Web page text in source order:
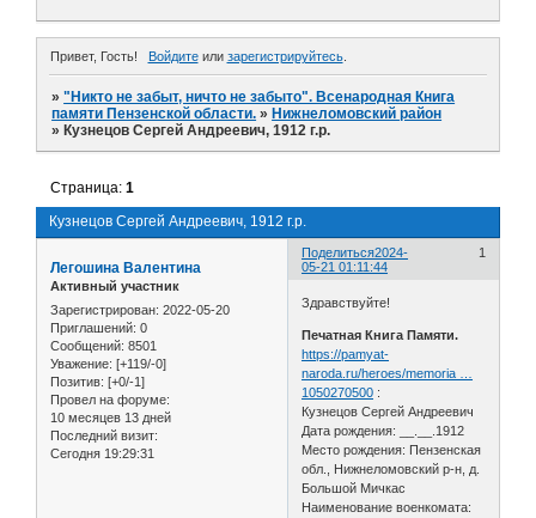
Привет, Гость! Войдитеили зарегистрируйтесь.
»"Никто не забыт, ничто не забыто". Всенародная Книга
памяти Пензенской области. » Нижнеломовский район
» Кузнецов Сергей Андреевич, 1912 г.р.
Кузнецов Сергей Андреевич, 1912 г.р.
Страница:1
Поделиться 1
2024-
05-21 01:11:44
Легошина Валентина
Активный участник
Зарегистрирован: 2022-05-20
Приглашений: 0
Сообщений: 8501
Уважение: [+119/-0]
Позитив: [+0/-1]
Провел на форуме:
10 месяцев 13 дней
Последний визит:
Сегодня 19:29:31
Здравствуйте!
Печатная Книга Памяти.
https://pamyat-
naroda.ru/heroes/memoria …
1050270500 :
Кузнецов Сергей Андреевич
Дата рождения: __.__.1912
Место рождения: Пензенская
обл., Нижнеломовский р-н, д.
Большой Мичкас
Наименование военкомата: